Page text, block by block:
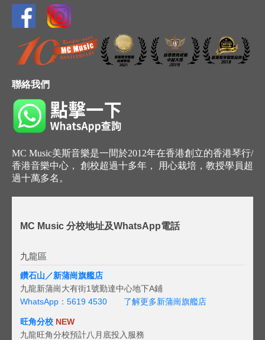
聯絡我們
MC Music美斯音樂是一間於2012年在香港創立的香港琴行/
香港音樂中心， 創校超過十多年， 用心栽培，教授學員超
過十萬多名。
MC Music 分校地址及WhatsApp電話
九龍區
鑽石山／新蒲崗旗艦店
九龍新蒲崗大有街1號勤達中心地下A鋪
WhatsApp：5619 4530
了解更多新蒲崗旗艦店
旺角分校 NEW
九龍旺角分校預計八月底投入服務